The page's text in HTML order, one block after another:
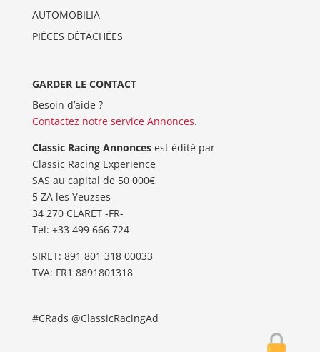
AUTOMOBILIA
PIÈCES DÉTACHÉES
GARDER LE CONTACT
Besoin d’aide ?
Contactez notre service Annonces.
Classic Racing Annoncesest édité par
Classic Racing Experience
SAS au capital de 50 000€
5 ZA les Yeuzses
34 270 CLARET -FR-
Tel: ‭+33 499 666 724‬
SIRET: 891 801 318 00033
TVA: FR1 8891801318
#CRads @ClassicRacingAd